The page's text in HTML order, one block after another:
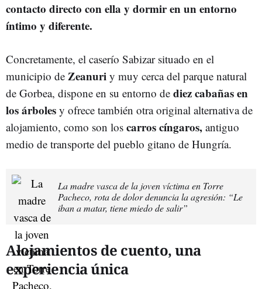
contacto directo con ella y dormir en un entorno
íntimo y diferente.
Concretamente, el caserío Sabizar situado en el
municipio de Zeanuri y muy cerca del parque natural
de Gorbea, dispone en su entorno de diez cabañas en
los árboles y ofrece también otra original alternativa de
alojamiento, como son los carros cíngaros, antiguo
medio de transporte del pueblo gitano de Hungría.
La madre vasca de la joven víctima en Torre
Pacheco, rota de dolor denuncia la agresión: “Le
iban a matar, tiene miedo de salir”
Alojamientos de cuento, una
experiencia única